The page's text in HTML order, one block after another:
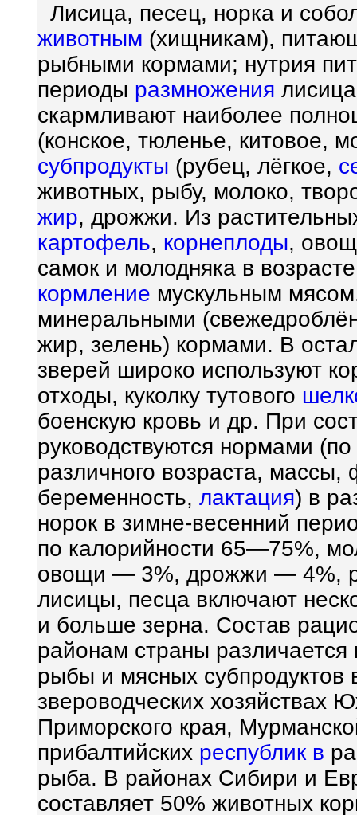
Лисица, песец, норка и
животным (хищникам),
рыбными кормами; нутрия
периоды размножения
скармливают наиболее
(конское, тюленье, китовое,
субпродукты (рубец, лёгкое,
животных, рыбу, молоко,
жир, дрожжи. Из
картофель, корнеплоды,
самок и молодняка в
кормление мускульным
минеральными
жир, зелень) кормами. В
зверей широко используют
отходы, куколку тутового
боенскую кровь и др. При
руководствуются нормами (по
различного возраста, массы,
беременность, лактация) в
норок в зимне-весенний
по калорийности 65—75%,
овощи — 3%, дрожжи — 4%,
лисицы, песца включают
и больше зерна. Состав
районам страны
рыбы и мясных субпродуктов
звероводческих хозяйствах
Приморского края,
прибалтийских республик в
рыба. В районах Сибири и
составляет 50% животных